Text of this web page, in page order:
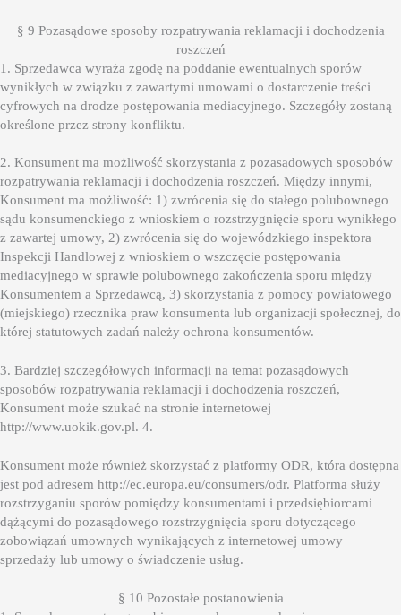
§ 9 Pozasądowe sposoby rozpatrywania reklamacji i dochodzenia
roszczeń
1. Sprzedawca wyraża zgodę na poddanie ewentualnych sporów
wynikłych w związku z zawartymi umowami o dostarczenie treści
cyfrowych na drodze postępowania mediacyjnego. Szczegóły zostaną
określone przez strony konfliktu.
2. Konsument ma możliwość skorzystania z pozasądowych sposobów
rozpatrywania reklamacji i dochodzenia roszczeń. Między innymi,
Konsument ma możliwość: 1) zwrócenia się do stałego polubownego
sądu konsumenckiego z wnioskiem o rozstrzygnięcie sporu wynikłego
z zawartej umowy, 2) zwrócenia się do wojewódzkiego inspektora
Inspekcji Handlowej z wnioskiem o wszczęcie postępowania
mediacyjnego w sprawie polubownego zakończenia sporu między
Konsumentem a Sprzedawcą, 3) skorzystania z pomocy powiatowego
(miejskiego) rzecznika praw konsumenta lub organizacji społecznej, do
której statutowych zadań należy ochrona konsumentów.
3. Bardziej szczegółowych informacji na temat pozasądowych
sposobów rozpatrywania reklamacji i dochodzenia roszczeń,
Konsument może szukać na stronie internetowej
http://www.uokik.gov.pl. 4.
Konsument może również skorzystać z platformy ODR, która dostępna
jest pod adresem http://ec.europa.eu/consumers/odr. Platforma służy
rozstrzyganiu sporów pomiędzy konsumentami i przedsiębiorcami
dążącymi do pozasądowego rozstrzygnięcia sporu dotyczącego
zobowiązań umownych wynikających z internetowej umowy
sprzedaży lub umowy o świadczenie usług.
§ 10 Pozostałe postanowienia